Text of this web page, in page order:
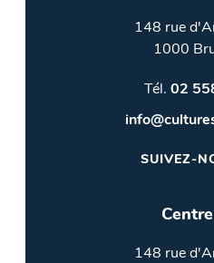
148 rue
1000
Tél. 02
SUIVEZ-
148 rue